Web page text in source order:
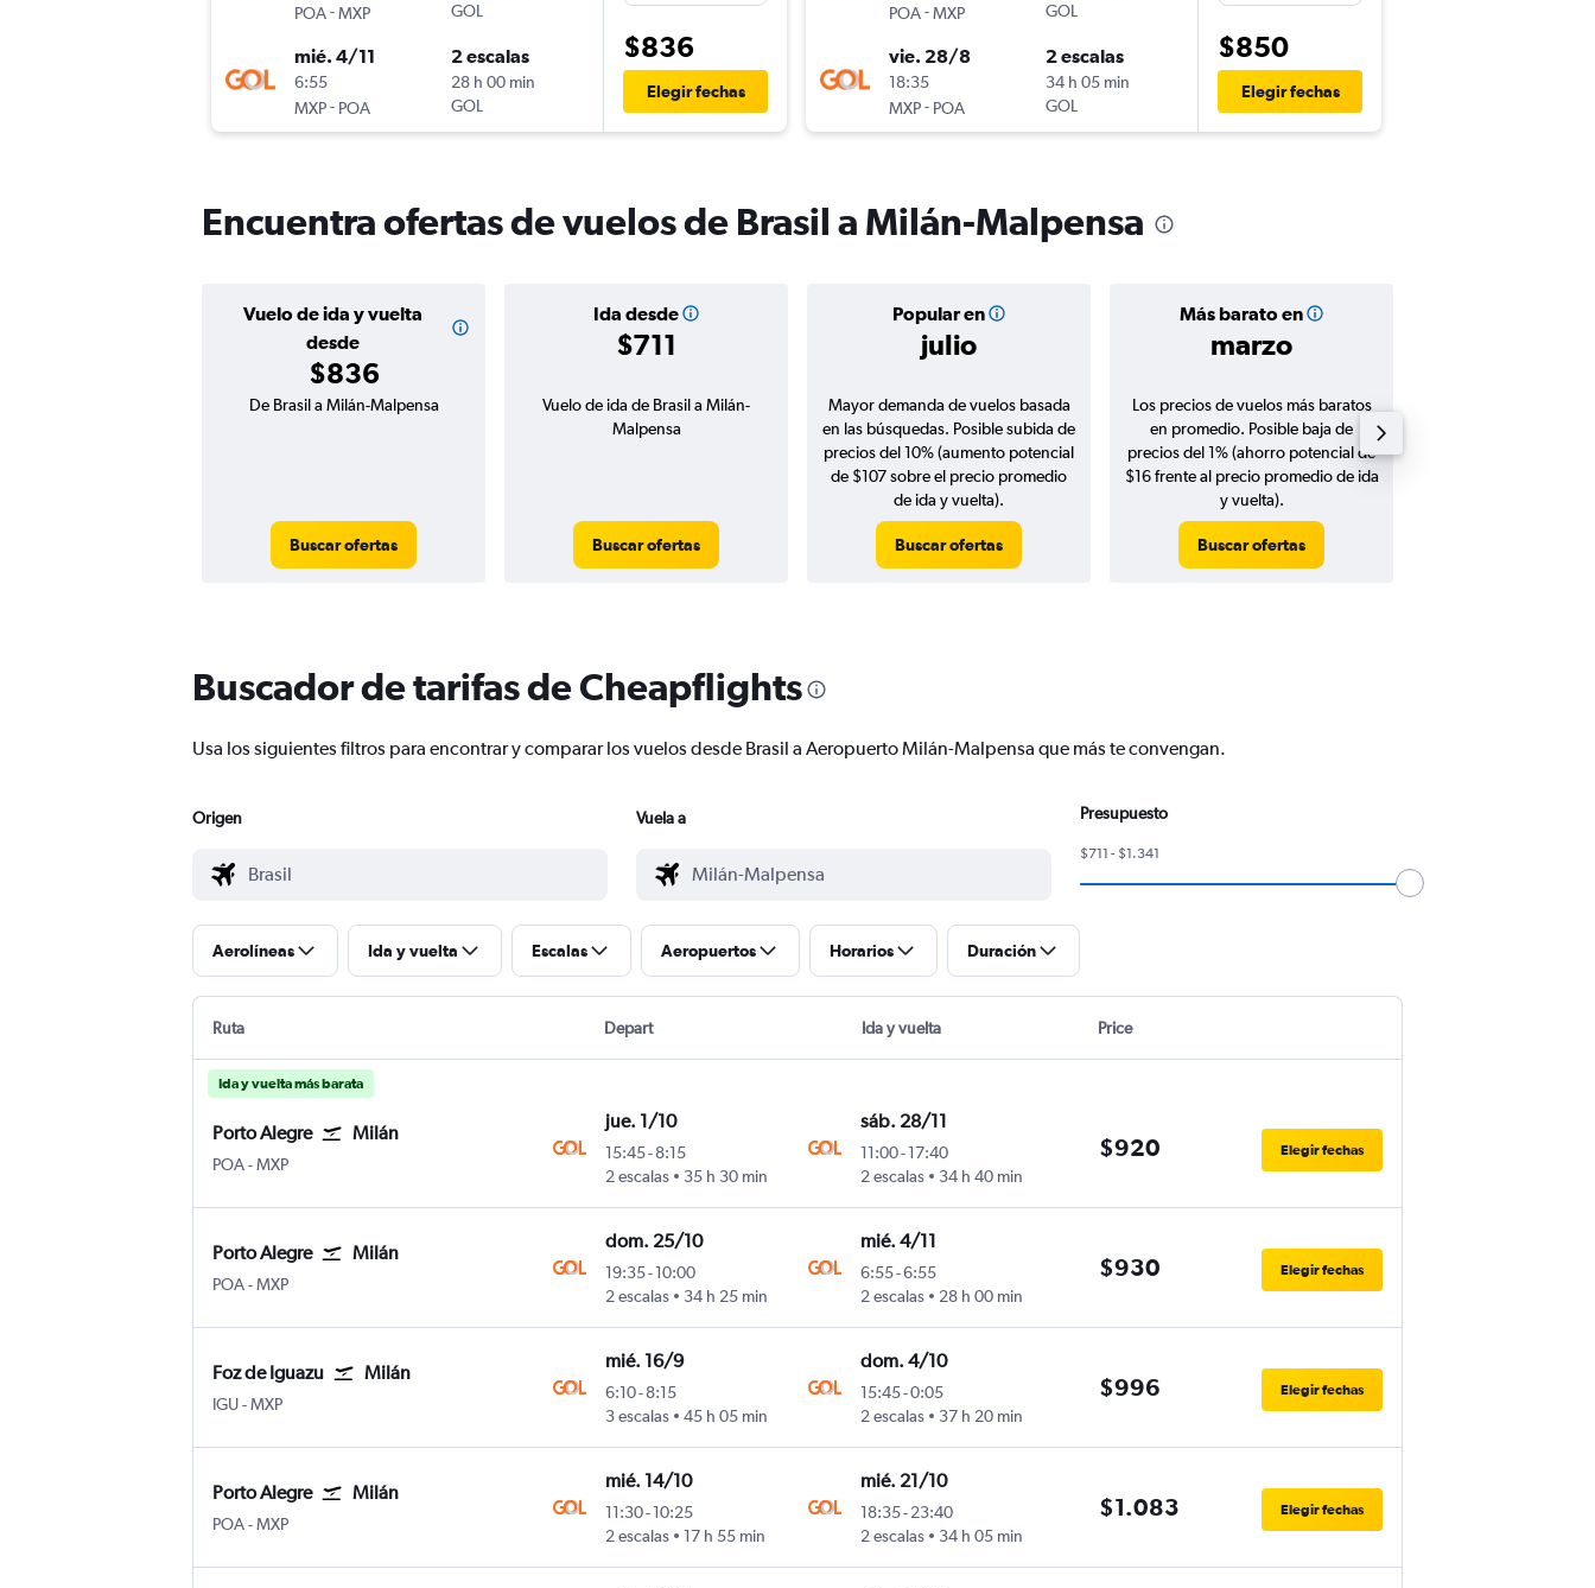
POA-MXP
GOL
mié. 4/11
6:55
MXP- POA
2 escalas
28 h 00 min
GOL
$836
Elegir fechas
POA-MXP
GOL
vie. 28/8
18:35
MXP- POA
2 escalas
34 h 05 min
GOL
$850
Elegir fechas
Encuentra ofertas de vuelos de Brasil a Milán-Malpensa
Vuelo de ida y vuelta
desde
$836
Ida desde
$711
Popular en
julio
Más barato en
marzo
De Brasil a Milán-Malpensa
Buscar ofertas
Vuelo de ida de Brasil a Milán-
Malpensa
Buscar ofertas
Mayor demanda de vuelos basada
en las búsquedas. Posible subida de
precios del 10% (aumento potencial
de $107 sobre el precio promedio
de ida y vuelta).
Buscar ofertas
Los precios de vuelos más baratos
en promedio. Posible baja de
precios del 1% (ahorro potencial de
$16 frente al precio promedio de ida
y vuelta).
Buscar ofertas
Buscador de tarifas de Cheapflights
Usa los siguientes filtros para encontrar y comparar los vuelos desde Brasil a Aeropuerto Milán-Malpensa que más te convengan.
Origen Vuela a Presupuesto
$711 - $1.341
Aerolíneas Ida y vuelta Escalas Aeropuertos Horarios Duración
Ruta Depart Ida y vuelta Price
Ida y vuelta más barata
Porto Alegre Milán
POAPorto Alegre Salgado Filho
-MXP
jue. 1/10
15:45-8:15
2 escalas
35 h 30 min
sáb. 28/11
11:00-17:40
2 escalas
34 h 40 min
$920 Elegir fechas
Porto Alegre Milán
POAPorto Alegre Salgado Filho
-MXP
dom. 25/10
19:35-10:00
2 escalas
34 h 25 min
mié. 4/11
6:55-6:55
2 escalas
28 h 00 min
$930 Elegir fechas
Foz de Iguazu Milán
IGUFoz do Iguaçu
-MXP
mié. 16/9
6:10-8:15
3 escalas
45 h 05 min
dom. 4/10
15:45-0:05
2 escalas
37 h 20 min
$996 Elegir fechas
Porto Alegre Milán
POAPorto Alegre Salgado Filho
-MXP
mié. 14/10
11:30-10:25
2 escalas
17 h 55 min
mié. 21/10
18:35-23:40
2 escalas
34 h 05 min
$1.083 Elegir fechas